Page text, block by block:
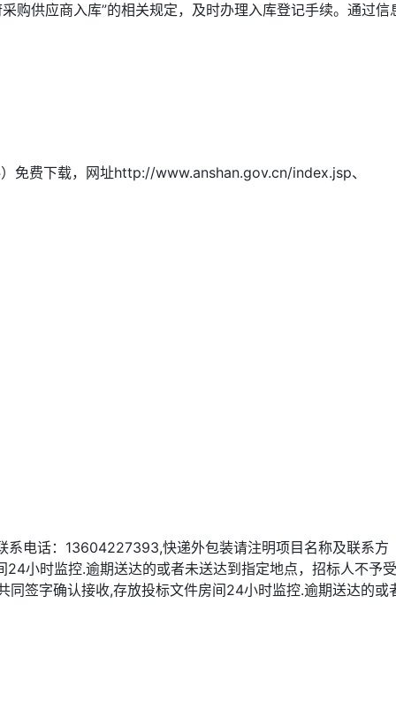
购供应商入库”的相关规定，及时办理入库登记手续。通过信
免费下载，网址http://www.anshan.gov.cn/index.jsp、
系电话：13604227393,快递外包装请注明项目名称及联系方
小时监控.逾期送达的或者未送达到指定地点，招标人不予受
签字确认接收,存放投标文件房间24小时监控.逾期送达的或